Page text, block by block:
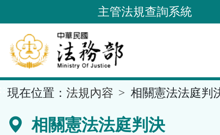
到
要
內
容
區
主管法規查詢系統
現在位置： 法規內容 相關憲法法庭判
相關憲法法庭判決